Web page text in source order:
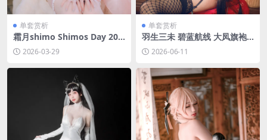
单套赏析
霜月shimo Shimos Day 202
6 Part.1[33P-38.3M]
2026-03-29
单套赏析
羽生三未 碧蓝航线 大凤旗袍
[21P-215.7M]
2026-06-11